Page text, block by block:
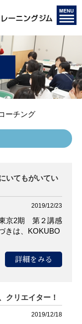
ーチング
いてもがいてい
2019/12/23
京2期 第２講感
きは、KOKUBO
詳細をみる
クリエイター！
2019/12/18